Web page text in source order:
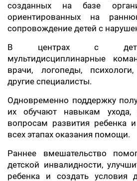
созданных на базе
ориентированных на
сопровождение детей с
В центрах с
мультидисциплинарные
врачи, логопеды,
другие специалисты.
Одновременно поддержку
их обучают навыкам ухода,
вопросам развития ребенка
всех этапах оказания помощи.
Раннее вмешательство
детской инвалидности,
ребенка и создать условия